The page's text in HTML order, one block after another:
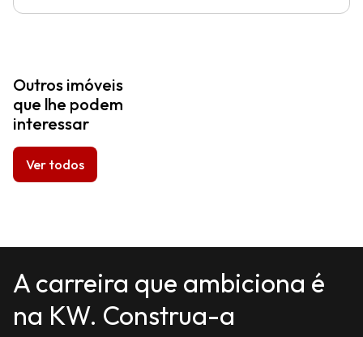
Outros imóveis
que lhe podem
interessar
Ver todos
A carreira que ambiciona é
na KW. Construa-a